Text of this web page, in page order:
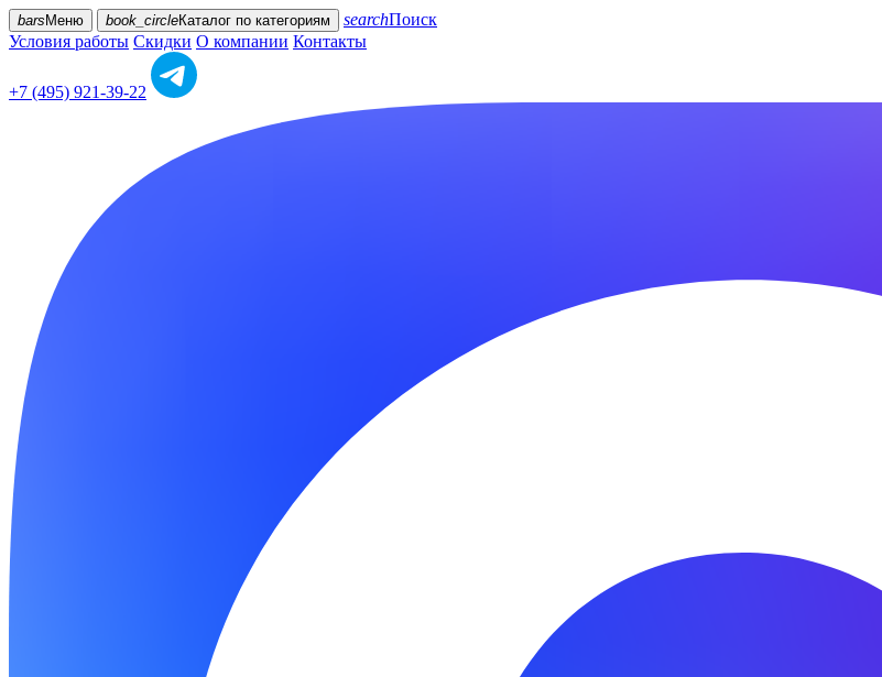
bars Меню book_circleКаталог по категориям searchПоиск
Условия работы Скидки О компании Контакты
+7 (495) 921-39-22